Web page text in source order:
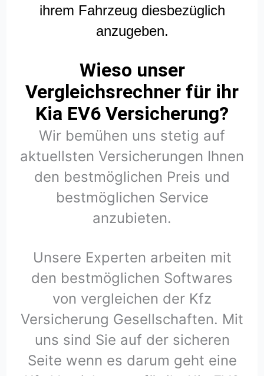
ihrem Fahrzeug diesbezüglich
anzugeben.
Wieso unser
Vergleichsrechner für ihr
Kia EV6 Versicherung?
Wir bemühen uns stetig auf
aktuellsten Versicherungen Ihnen
den bestmöglichen Preis und
bestmöglichen Service
anzubieten.
Unsere Experten arbeiten mit
den bestmöglichen Softwares
von vergleichen der Kfz
Versicherung Gesellschaften. Mit
uns sind Sie auf der sicheren
Seite wenn es darum geht eine